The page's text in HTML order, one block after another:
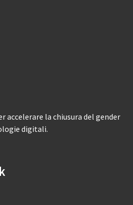
accelerare la chiusura del gender
digitali.